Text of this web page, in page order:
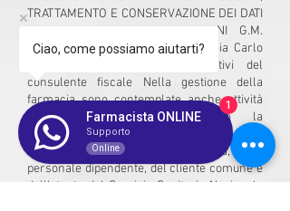
Ciao, come possiamo aiutarti?
Farmacista ONLINE
Supporto
Online
1